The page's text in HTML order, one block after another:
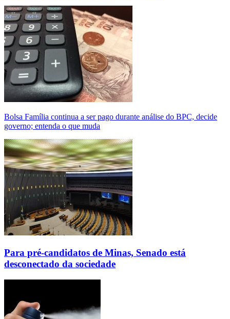
Bolsa Família continua a ser pago durante análise do BPC, decide
governo; entenda o que muda
Para pré-candidatos de Minas, Senado está
desconectado da sociedade